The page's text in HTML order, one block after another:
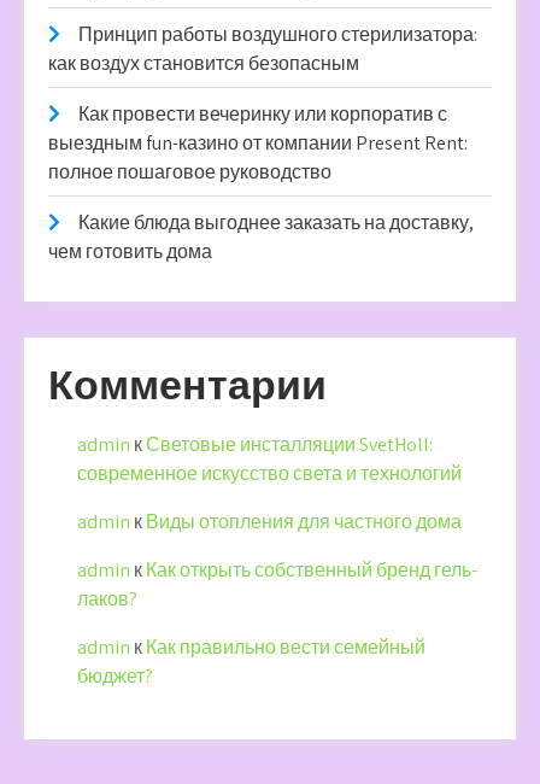
Принцип работы воздушного стерилизатора:
как воздух становится безопасным
Как провести вечеринку или корпоратив с
выездным fun-казино от компании Present Rent:
полное пошаговое руководство
Какие блюда выгоднее заказать на доставку,
чем готовить дома
Комментарии
admin кСветовые инсталляции SvetHoll:
современное искусство света и технологий
admin кВиды отопления для частного дома
admin кКак открыть собственный бренд гель-
лаков?
admin кКак правильно вести семейный
бюджет?